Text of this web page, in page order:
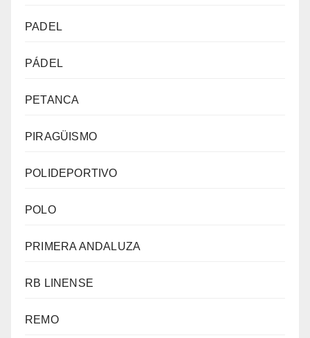
PADEL
PÁDEL
PETANCA
PIRAGÜISMO
POLIDEPORTIVO
POLO
PRIMERA ANDALUZA
RB LINENSE
REMO